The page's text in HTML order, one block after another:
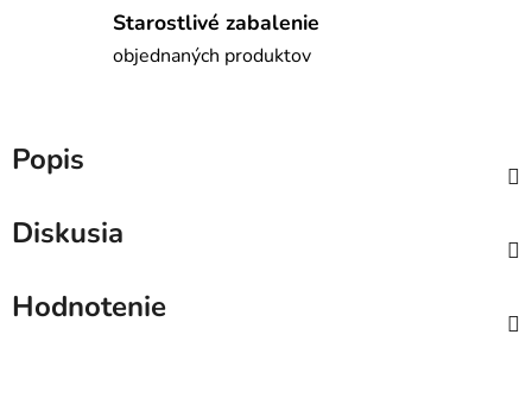
Starostlivé zabalenie
objednaných produktov
Popis
Diskusia
Hodnotenie